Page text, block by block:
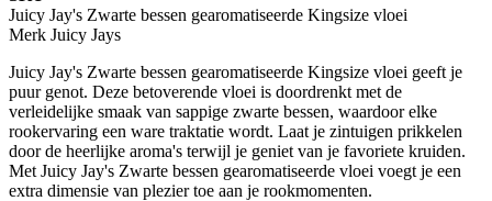
Juicy Jay's Zwarte bessen gearomatiseerde Kingsize vloei
Merk Juicy Jays
Juicy Jay's Zwarte bessen gearomatiseerde Kingsize vloei geeft je
puur genot. Deze betoverende vloei is doordrenkt met de
verleidelijke smaak van sappige zwarte bessen, waardoor elke
rookervaring een ware traktatie wordt. Laat je zintuigen prikkelen
door de heerlijke aroma's terwijl je geniet van je favoriete kruiden.
Met Juicy Jay's Zwarte bessen gearomatiseerde vloei voegt je een
extra dimensie van plezier toe aan je rookmomenten.